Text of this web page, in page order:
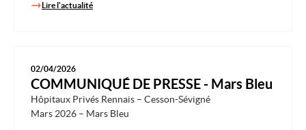
Lire l'actualité
02/04/2026
COMMUNIQUÉ DE PRESSE - Mars Bleu
Hôpitaux Privés Rennais – Cesson-Sévigné
Mars 2026 – Mars Bleu